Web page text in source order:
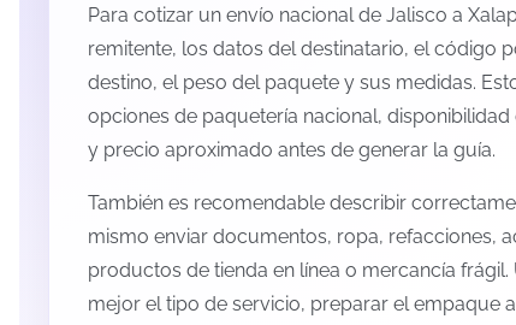
Para cotizar un envío nacional de Jalisco a
remitente, los datos del destinatario, el código
destino, el peso del paquete y sus medidas.
opciones de paquetería nacional,
y precio aproximado antes de generar la guía.
También es recomendable describir
mismo enviar documentos, ropa, refacciones,
productos de tienda en línea o mercancía
mejor el tipo de servicio, preparar el empaque